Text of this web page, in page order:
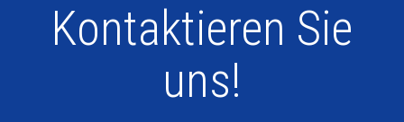
Kontaktieren Sie
uns!